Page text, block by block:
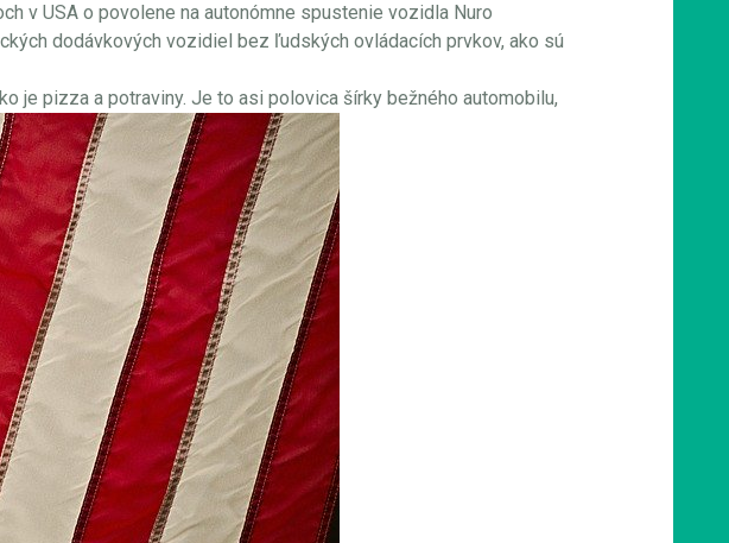
v USA o povolene na autonómne spustenie vozidla Nuro
dodávkových vozidiel bez ľudských ovládacích prvkov, ako sú
je pizza a potraviny. Je to asi polovica šírky bežného automobilu,